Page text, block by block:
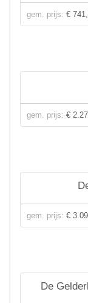
gem. prijs: €
gem. prijs: €
gem. prijs: €
De